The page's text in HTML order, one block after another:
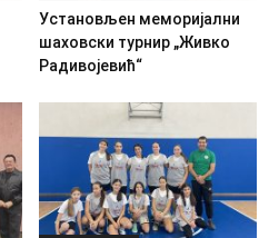
Установљен меморијални
шаховски турнир „Живко
Радивојевић“